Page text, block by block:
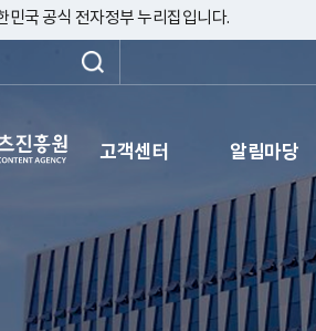
민국 공식 전자정부 누리집입니다.
AGENCY 고객센터 알림마당